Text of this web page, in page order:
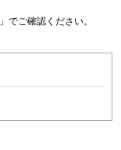
」でご確認ください。